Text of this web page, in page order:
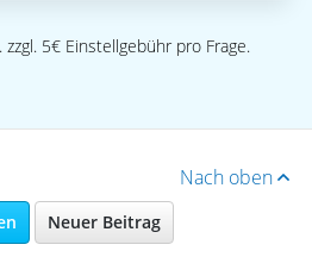
5€ Einstellgebühr pro Frage.
Nach oben
Neuer Beitrag